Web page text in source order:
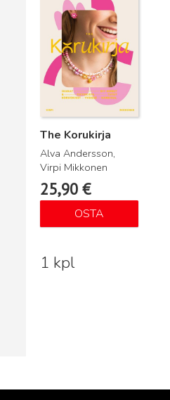
The Korukirja
Alva Andersson,
Virpi Mikkonen
25,90 €
OSTA
1 kpl